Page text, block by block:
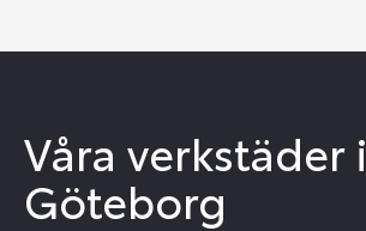
Våra verkstäder i
Göteborg